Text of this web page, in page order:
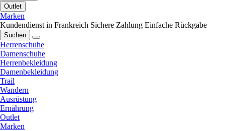
Outlet
Marken
Kundendienst in Frankreich Sichere Zahlung Einfache Rückgabe
Suchen
Herrenschuhe
Damenschuhe
Herrenbekleidung
Damenbekleidung
Trail
Wandern
Ausrüstung
Ernährung
Outlet
Marken